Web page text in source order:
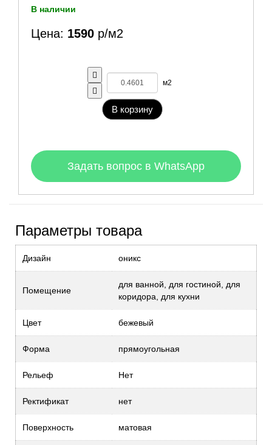
В наличии
Цена: 1590 р/м2
м2
В корзину
Задать вопрос в WhatsApp
Параметры товара
Дизайн оникс
Помещение
для ванной, для гостиной, для
коридора, для кухни
Цвет бежевый
Форма прямоугольная
Рельеф Нет
Ректификат нет
Поверхность матовая